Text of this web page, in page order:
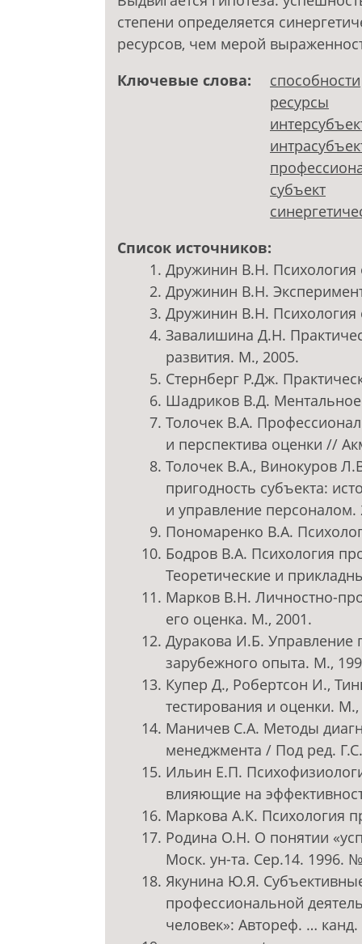
степени определяется
ресурсов, чем мерой
Ключевые слова:
способности
ресурсы
субъект
Список источников:
Дружинин В.Н. Психология
Дружинин В.Н.
Дружинин В.Н. Психология
Завалишина Д.Н.
развития. М., 2005.
Стернберг Р.Дж.
Шадриков В.Д.
Толочек В.А.
и перспектива оценки //
Толочек В.А., Винокуров
пригодность субъекта:
и управление
Пономаренко В.А.
Бодров В.А. Психология
Теоретические и
Марков В.Н. Личностно-
его оценка. М., 2001.
Дуракова И.Б. Управление
зарубежного опыта. М.,
Купер Д., Робертсон И.,
тестирования и оценки. М.,
Маничев С.А. Методы
менеджмента / Под ред.
Ильин Е.П.
влияющие на
Маркова А.К. Психология
Родина О.Н. О понятии
Моск. ун-та. Сер.14. 1996.
Якунина Ю.Я.
профессиональной
человек»: Автореф. …